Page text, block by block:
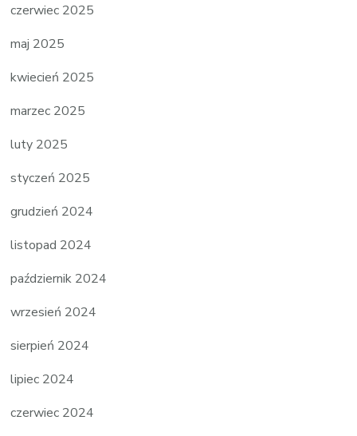
czerwiec 2025
maj 2025
kwiecień 2025
marzec 2025
luty 2025
styczeń 2025
grudzień 2024
listopad 2024
październik 2024
wrzesień 2024
sierpień 2024
lipiec 2024
czerwiec 2024